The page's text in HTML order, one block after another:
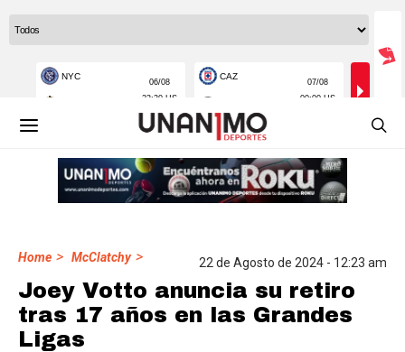
Home > McClatchy > 22 de Agosto de 2024 - 12:23 am
Joey Votto anuncia su retiro
tras 17 años en las Grandes
Ligas